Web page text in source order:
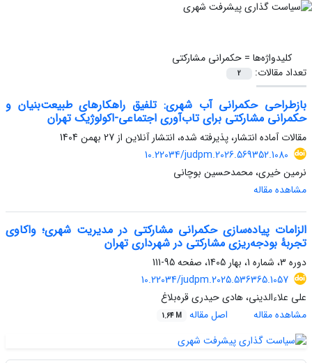
کلیدواژه‌ها =حکمرانی مشارکتی
تعداد مقالات:
2
بازطراحی حکمرانی آب شهری: تلفیق راهکارهای طبیعت‌بنیان و
حکمرانی مشارکتی برای تاب‌آوری اجتماعی-اکولوژیک تهران
مقالات آماده انتشار، پذیرفته شده، انتشار آنلاین از 27 بهمن 1404
10.22034/judpm.2026.569352.1080
نرمین خیری، محمدحسین بوچانی
مشاهده مقاله
الزامات پیاده‌سازی حکمرانی مشارکتی در مدیریت شهری؛ واکاوی
تجربۀ بودجه‌ریزی مشارکتی در شهرداری تهران
دوره 3، شماره 1، بهار 1405، صفحه
95-111
10.22034/judpm.2025.536365.1057
علی علاءالدینی، هادی حیدری قره‌بلاغ
مشاهده مقاله
اصل مقاله 1.64 M